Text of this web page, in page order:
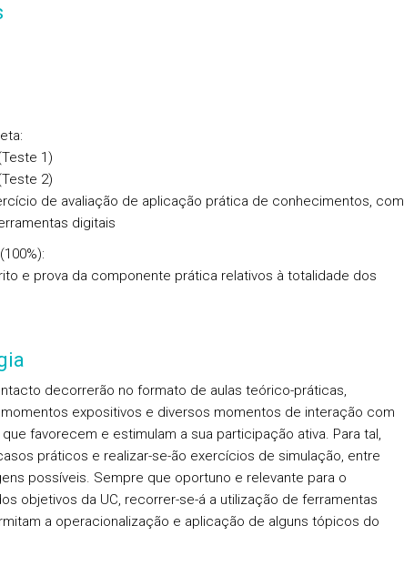
:
1)
2)
de avaliação de aplicação prática de conhecimentos, com
digitais
(100%):
e prova da componente prática relativos à totalidade dos
decorrerão no formato de aulas teórico-práticas,
expositivos e diversos momentos de interação com
favorecem e estimulam a sua participação ativa. Para tal,
práticos e realizar-se-ão exercícios de simulação, entre
possíveis. Sempre que oportuno e relevante para o
objetivos da UC, recorrer-se-á a utilização de ferramentas
a operacionalização e aplicação de alguns tópicos do